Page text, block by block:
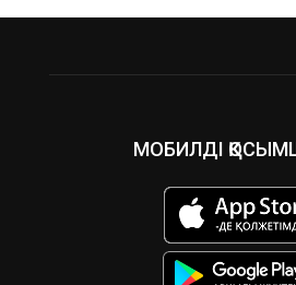
МОБИЛДІ